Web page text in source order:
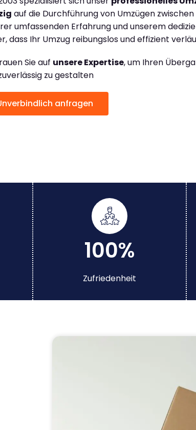
auf die Durchführung von Umzügen zwischen
umfassenden Erfahrung und unserem
dass Ihr Umzug reibungslos und effizient
Sie auf unsere Expertise, um Ihren
zu gestalten
anfragen
100%
Zufriedenheit